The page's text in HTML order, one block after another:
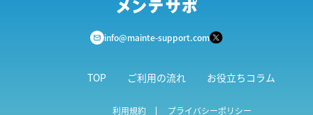
info@mainte-support.com
TOP ご利用の流れ お役立ちコラム
利用規約 プライバシーポリシー